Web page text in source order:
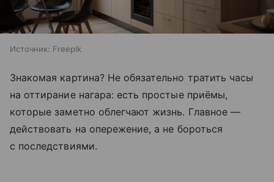
Источник: Freepik
Знакомая картина? Не обязательно тратить часы
на оттирание нагара: есть простые приёмы,
которые заметно облегчают жизнь. Главное —
действовать на опережение, а не бороться
с последствиями.